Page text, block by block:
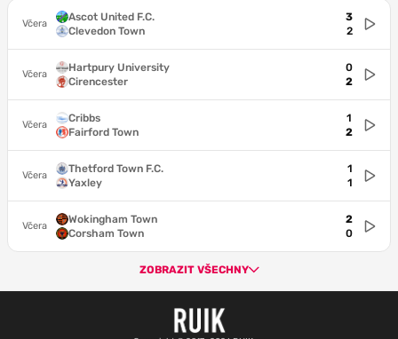
Včera
Ascot United F.C.
Clevedon Town
3
2
Včera
Hartpury University
Cirencester
0
2
Včera
Cribbs
Fairford Town
1
2
Včera
Thetford Town F.C.
Yaxley
1
1
Včera
Wokingham Town
Corsham Town
2
0
ZOBRAZIT VŠECHNY